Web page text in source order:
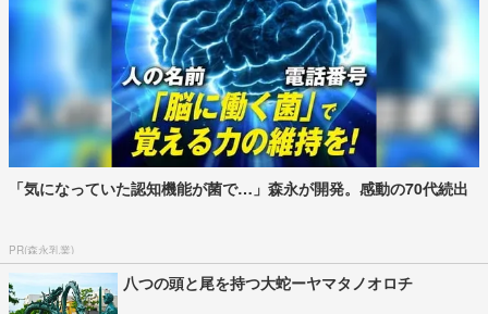
「気になっていた認知機能が菌で…」森永が開発。感動の70代続出
PR(森永乳業)
八つの頭と尾を持つ大蛇ーヤマタノオロチ